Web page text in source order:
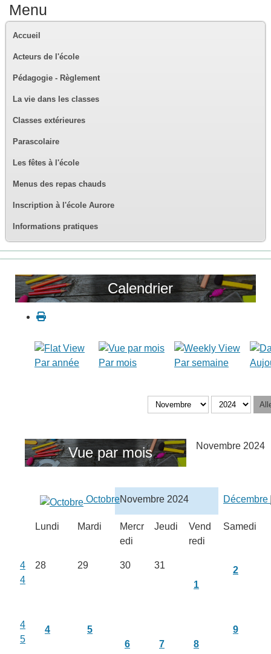
Menu
Accueil
Acteurs de l'école
Pédagogie - Règlement
La vie dans les classes
Classes extérieures
Parascolaire
Les fêtes à l'école
Menus des repas chauds
Inscription à l'école Aurore
Informations pratiques
Calendrier
Par année Par mois Par semaine
Vue par mois Novembre 2024
OctobreNovembre 2024 Décembre
Lundi Mardi
Mercr
edi
Jeudi
Vend
redi
Samedi
4
4
28 29 30
31
1
2
4
5
4
5
6
7 8
9